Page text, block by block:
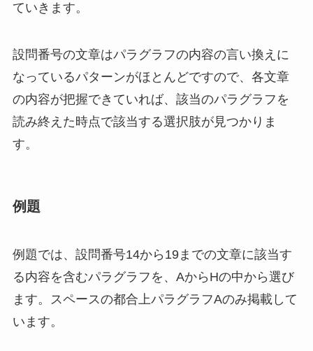
ていきます。
設問番号の文章はパラグラフの内容の言い換え に
なっているパターンがほとんどですので、各文章
の内容が把握できていれば、該当のパラグラフを
読み終えた時点で該当する選択肢が見つかりま
す。
例題
例題では、設問番号14から19までの文章に該当す
る内容を含むパラグラフを、AからHの中から選び
ます。スペースの都合上パラグラフAのみ掲載して
います。